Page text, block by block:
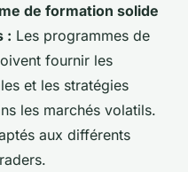
de formation solide
: Les programmes de
fournir les
et les stratégies
les marchés volatils.
aux différents